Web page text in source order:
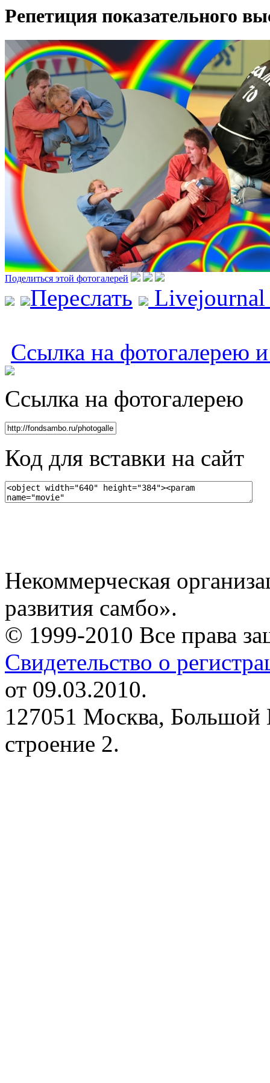
Репетиция показательного
Поделиться этой фотогалерей
Переслать
Ссылка на фотогалерею
Ссылка на фотогалерею
Код для вставки на сайт
Некоммерческая
развития самбо».
© 1999-2010 Все права
Свидетельство о
от 09.03.2010.
127051 Москва, Большой
строение 2.